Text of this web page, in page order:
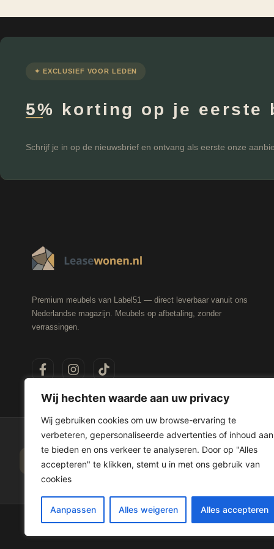
Wij hechten waarde aan uw privacy
Wij gebruiken cookies om uw browse-ervaring te
verbeteren, gepersonaliseerde advertenties of inhoud aan
te bieden en ons verkeer te analyseren. Door op "Alles
accepteren" te klikken, stemt u in met ons gebruik van
cookies
Aanpassen Alles weigeren Alles accepteren
46
Zit Diepte
FILTEREN
✦ EXCLUSIEF VOOR LEDEN
5% korting op je eerste
Schrijf je in op de nieuwsbrief en ontvang als eerste onze
Premium meubels van Label51 — direct leverbaar vanuit ons
Nederlandse magazijn. Meubels op afbetaling, zonder
verrassingen.
iDeal, in3, Spraypay & meer
Voor 17:00 besteld
Dezelfde dag verzonden